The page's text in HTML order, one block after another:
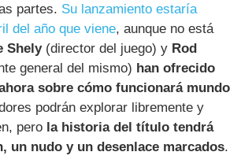
partes. Su lanzamiento estaría
del año que viene, aunque no está
Shely(director del juego) y Rod
general del mismo) han ofrecido
sobre cómo funcionará mundo
podrán explorar libremente y
pero la historia del título tendrá
un nudo y un desenlace marcados.